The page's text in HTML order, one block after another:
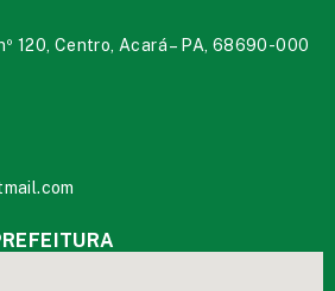
120, Centro, Acará – PA, 68690-000